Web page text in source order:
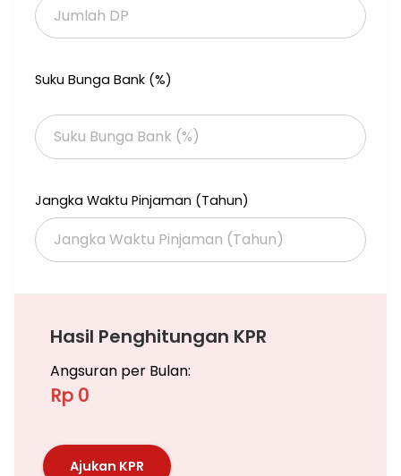
Suku Bunga Bank (%)
Jangka Waktu Pinjaman (Tahun)
Hasil Penghitungan KPR
Angsuran per Bulan:
Rp 0
Ajukan KPR